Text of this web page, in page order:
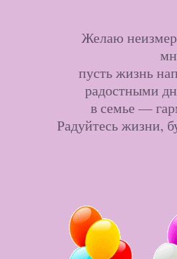
Желаю
пусть жизнь
радостными
в семье —
Радуйтесь жизни,